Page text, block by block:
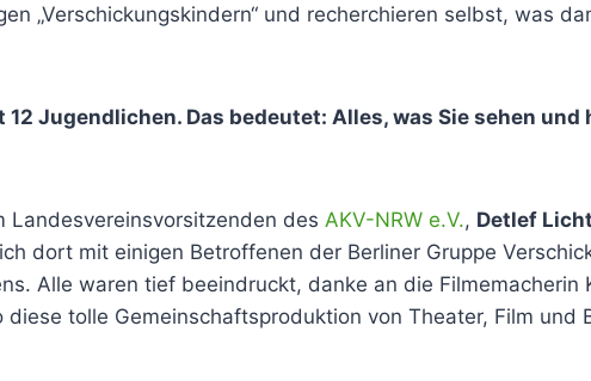
„Verschickungskindern“ und recherchieren selbst, was
Jugendlichen. Das bedeutet: Alles, was Sie sehen und
Landesvereinsvorsitzenden des AKV-NRW e.V., Detlef
dort mit einigen Betroffenen der Berliner Gruppe
Alle waren tief beeindruckt, danke an die Filmemacherin
tolle Gemeinschaftsproduktion von Theater, Film und